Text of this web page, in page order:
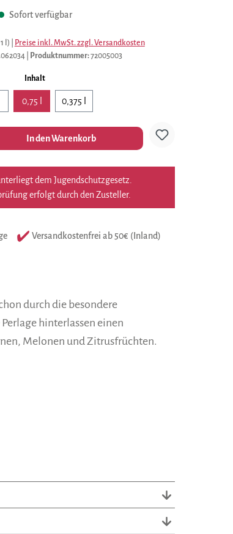
Sofort verfügbar
l)
Preise inkl. MwSt. zzgl. Versandkosten
Produktnummer:72005003
Inhaltauswählen
0,75 l 0,375 l
In den Warenkorb
dem Jugendschutzgesetz.
erfolgt durch den Zusteller.
Versandkostenfrei ab 50€ (Inland)
durch die besondere
hinterlassen einen
Melonen und Zitrusfrüchten.